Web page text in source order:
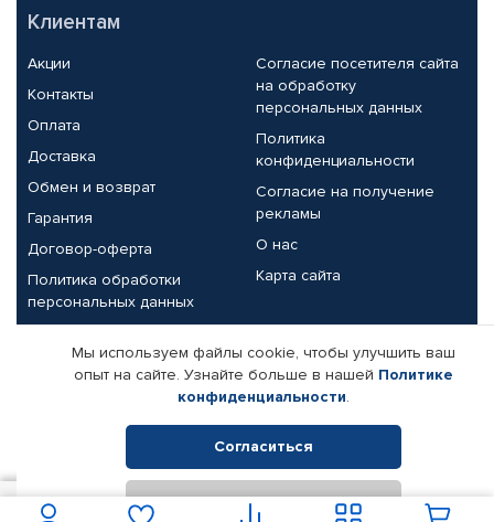
Клиентам
Акции
Контакты
Оплата
Доставка
Обмен и возврат
Гарантия
Договор-оферта
Политика обработки
персональных данных
Согласие посетителя сайта
на обработку
персональных данных
Политика
конфиденциальности
Согласие на получение
рекламы
О нас
Карта сайта
Партнерам
Корпоративным клиентам
Поставщикам
Реквизиты компании
© КАМАЗ ЦЕНТР ДОНЕЦК, 2015-2026. Все права защищены.
Мы используем файлы cookie, чтобы улучшить ваш
опыт на сайте. Узнайте больше в нашей Политике
конфиденциальности.
Согласиться
Отклонить